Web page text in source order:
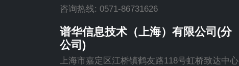
咨询热线: 0571-86731626
谱华信息技术（上海）有限公司(分
公司)
上海市嘉定区江桥镇鹤友路118号虹桥致达中心